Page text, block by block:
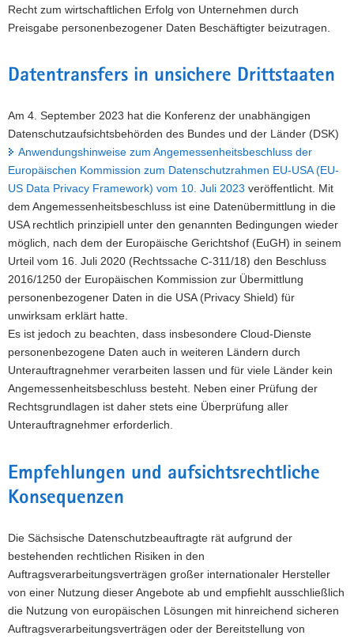
Recht zum wirtschaftlichen Erfolg von Unternehmen durch
Preisgabe personenbezogener Daten Beschäftigter beizutragen.
Datentransfers in unsichere Drittstaaten
Am 4. September 2023 hat die Konferenz der unabhängigen
Datenschutzaufsichtsbehörden des Bundes und der Länder (DSK)
Anwendungshinweise zum Angemessenheitsbeschluss der
Europäischen Kommission zum Datenschutzrahmen EU‐USA (EU‐
US Data Privacy Framework) vom 10. Juli 2023 veröffentlicht. Mit
dem Angemessenheitsbeschluss ist eine Datenübermittlung in die
USA rechtlich prinzipiell unter den genannten Bedingungen wieder
möglich, nach dem der Europäische Gerichtshof (EuGH) in seinem
Urteil vom 16. Juli 2020 (Rechtssache C-311/18) den Beschluss
2016/1250 der Europäischen Kommission zur Übermittlung
personenbezogener Daten in die USA (Privacy Shield) für
unwirksam erklärt hatte.
Es ist jedoch zu beachten, dass insbesondere Cloud-Dienste
personenbezogene Daten auch in weiteren Ländern durch
Unterauftragnehmer verarbeiten lassen und für viele Länder kein
Angemessenheitsbeschluss besteht. Neben einer Prüfung der
Rechtsgrundlagen ist daher stets eine Überprüfung aller
Unterauftragnehmer erforderlich.
Empfehlungen und aufsichtsrechtliche
Konsequenzen
Die Sächsische Datenschutzbeauftragte rät aufgrund der
bestehenden rechtlichen Risiken in den
Auftragsverarbeitungsverträgen großer internationaler Hersteller
von einer Nutzung dieser Angebote ab und empfiehlt ausschließlich
die Nutzung von europäischen Lösungen mit hinreichend sicheren
Auftragsverarbeitungsverträgen oder der Bereitstellung von